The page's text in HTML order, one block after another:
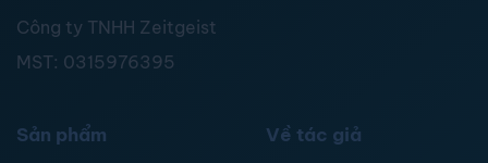
Công ty TNHH Zeitgeist
MST: 0315976395
Sản phẩm Về tác giả